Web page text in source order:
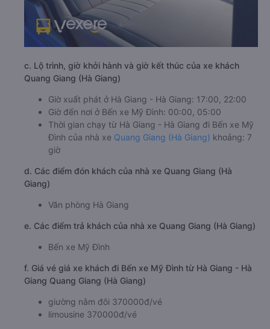
c. Lộ trình, giờ khởi hành và giờ kết thúc của xe khách
Quang Giang (Hà Giang)
Giờ xuất phát ở Hà Giang - Hà Giang: 17:00, 22:00
Giờ đến nơi ở Bến xe Mỹ Đình: 00:00, 05:00
Thời gian chạy từ Hà Giang - Hà Giang đi Bến xe Mỹ
Đình của nhà xe Quang Giang (Hà Giang) khoảng: 7
giờ
d. Các điểm đón khách của nhà xe Quang Giang (Hà
Giang)
Văn phòng Hà Giang
e. Các điểm trả khách của nhà xe Quang Giang (Hà Giang)
Bến xe Mỹ Đình
f. Giá vé giá xe khách đi Bến xe Mỹ Đình từ Hà Giang - Hà
Giang Quang Giang (Hà Giang)
giường nằm đôi 370000đ/vé
limousine 370000đ/vé